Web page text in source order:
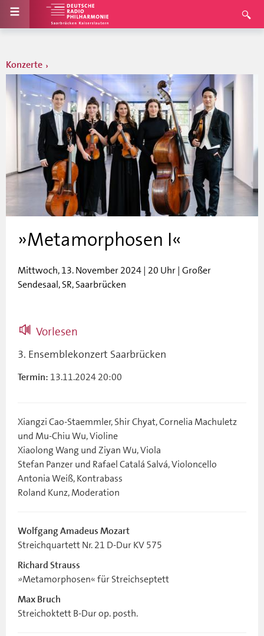
Konzerte
»Metamorphosen I«
Mittwoch, 13. November 2024 | 20 Uhr | Großer
Sendesaal, SR, Saarbrücken
Vorlesen
3. Ensemblekonzert Saarbrücken
Termin: 13.11.2024 20:00
Xiangzi Cao-Staemmler, Shir Chyat, Cornelia Machuletz
und Mu-Chiu Wu, Violine
Xiaolong Wang und Ziyan Wu, Viola
Stefan Panzer und Rafael Catalá Salvá, Violoncello
Antonia Weiß, Kontrabass
Roland Kunz, Moderation
Wolfgang Amadeus Mozart
Streichquartett Nr. 21 D-Dur KV 575
Richard Strauss
»Metamorphosen« für Streichseptett
Max Bruch
Streichoktett B-Dur op. posth.